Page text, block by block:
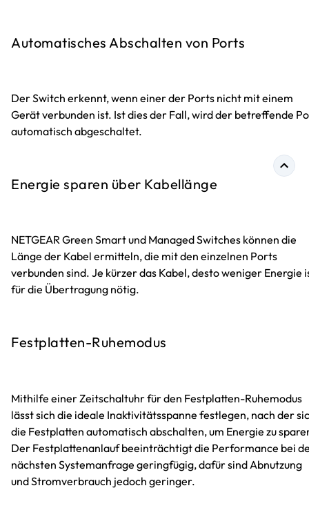
Automatisches Abschalten von Ports
Der Switch erkennt, wenn einer der Ports nicht mit einem
Gerät verbunden ist. Ist dies der Fall, wird der betreffende
automatisch abgeschaltet.
Energie sparen über Kabellänge
NETGEAR Green Smart und Managed Switches können die
Länge der Kabel ermitteln, die mit den einzelnen Ports
verbunden sind. Je kürzer das Kabel, desto weniger Energie
für die Übertragung nötig.
Festplatten-Ruhemodus
Mithilfe einer Zeitschaltuhr für den Festplatten-Ruhemodus
lässt sich die ideale Inaktivitätsspanne festlegen, nach der
die Festplatten automatisch abschalten, um Energie zu
Der Festplattenanlauf beeinträchtigt die Performance bei
nächsten Systemanfrage geringfügig, dafür sind Abnutzung
und Stromverbrauch jedoch geringer.